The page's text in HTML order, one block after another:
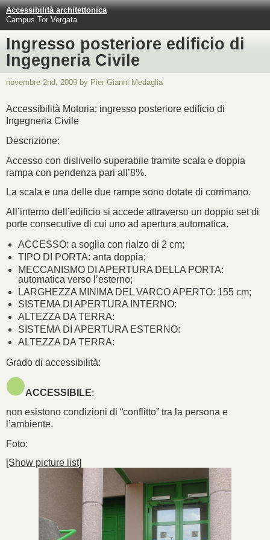
Accessibilità architettonica
Campus Tor Vergata
Ingresso posteriore edificio di
Ingegneria Civile
novembre 2nd, 2009 by Pier Gianni Medaglia
Accessibilità Motoria: ingresso posteriore edificio di
Ingegneria Civile
Descrizione:
Accesso con dislivello superabile tramite scala e doppia
rampa con pendenza pari all’8%.
La scala e una delle due rampe sono dotate di corrimano.
All’interno dell’edificio si accede attraverso un doppio set di
porte consecutive di cui uno ad apertura automatica.
ACCESSO: a soglia con rialzo di 2 cm;
TIPO DI PORTA: anta doppia;
MECCANISMO DI APERTURA DELLA PORTA:
automatica verso l’esterno;
LARGHEZZA MINIMA DEL VARCO APERTO: 155 cm;
SISTEMA DI APERTURA INTERNO:
ALTEZZA DA TERRA:
SISTEMA DI APERTURA ESTERNO:
ALTEZZA DA TERRA:
Grado di accessibilità:
ACCESSIBILE:
non esistono condizioni di “conflitto” tra la persona e
l’ambiente.
Foto:
[Show picture list]